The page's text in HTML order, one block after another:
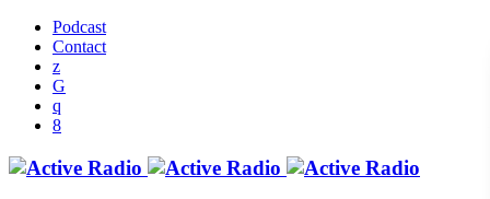
Podcast
Contact